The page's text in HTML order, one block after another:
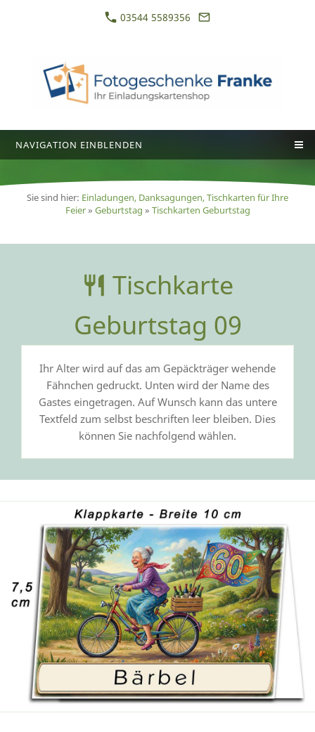
03544 5589356
NAVIGATION EINBLENDEN
Sie sind hier: Einladungen, Danksagungen, Tischkarten für Ihre
Feier» Geburtstag » Tischkarten Geburtstag
Tischkarte
Geburtstag 09
Ihr Alter wird auf das am Gepäckträger wehende
Fähnchen gedruckt. Unten wird der Name des
Gastes eingetragen. Auf Wunsch kann das untere
Textfeld zum selbst beschriften leer bleiben. Dies
können Sie nachfolgend wählen.